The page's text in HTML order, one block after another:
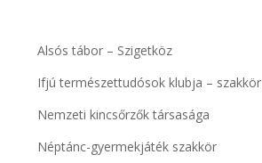
Alsós tábor – Szigetköz
Ifjú természettudósok klubja – szakkör
Nemzeti kincsőrzők társasága
Néptánc-gyermekjáték szakkör